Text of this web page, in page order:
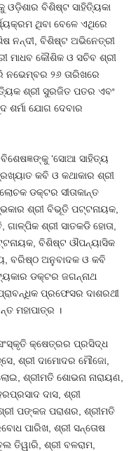
ଓଡ଼ିଶାର ବିଶିଷ୍ଟ ସାହିତ୍ୟିକା
ଥିବା ବେଳେ ଏଥିରେ
ନନ୍ଦୀ, ବିଶିଷ୍ଟ ଅଭିନେତ୍ରୀ
ମାଧବ କୌଶିକ ଓ ସଚିବ ଶ୍ରୀ
ନଭେମ୍ବର ୨୬ ତାରିଖରେ
ଶ୍ରୀ ସୁରଜିତ ପତର ଏବଂ
ଶର୍ମା ଯୋଗ ଦେବାର
‘ସୋଆ ସାହିତ୍ୟ
କବି ଓ କଥାକାର ଶ୍ରୀ
ଡକ୍ଟର ସୀତାକାନ୍ତ
ଶ୍ରୀ ବିଭୂତି ପଟ୍ଟନାୟକ,
ଶ୍ରୀ ସାତକଡି ହୋତା,
ବିଶିଷ୍ଟ ଔପନ୍ୟାସିକ
ବରିଷ୍ଠ ଅନୁବାଦକ ଓ କବି
ଡକ୍ଟର ଜଗନ୍ନାଥ
ପ୍ରଫେସର ଦାଶରଥୀ
ମହାପାତ୍ର ।
କ୍ଷେତ୍ରର ପ୍ରସିଦ୍ଧ
ଶ୍ରୀ ଦାମୋଦର ମୌଜୋ,
ଶ୍ରୀମତି ଶୋଭନା ନାରାୟଣ,
ଦାସ, ଶ୍ରୀ
ପଙ୍କଜ ପରାଶର, ଶ୍ରୀମତି
ପାରିଖ, ଶ୍ରୀ ସନ୍ତୋଷ
ତିୱାରି, ଶ୍ରୀ ବଳରାମ,